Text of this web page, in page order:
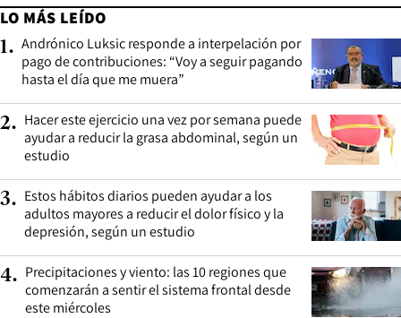
LO MÁS LEÍDO
1. Andrónico Luksic responde a interpelación por
pago de contribuciones: “Voy a seguir pagando
hasta el día que me muera”
2. Hacer este ejercicio una vez por semana puede
ayudar a reducir la grasa abdominal, según un
estudio
3. Estos hábitos diarios pueden ayudar a los
adultos mayores a reducir el dolor físico y la
depresión, según un estudio
4. Precipitaciones y viento: las 10 regiones que
comenzarán a sentir el sistema frontal desde
este miércoles